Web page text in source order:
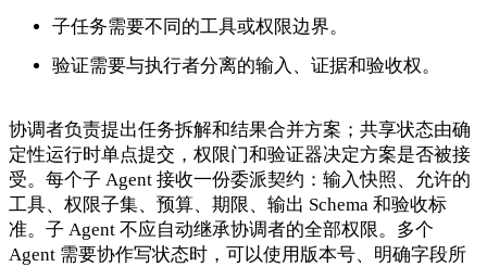
子任务需要不同的工具或权限边界。
验证需要与执行者分离的输入、证据和验收权。
协调者负责提出任务拆解和结果合并方案；共享状态由确
定性运行时单点提交，权限门和验证器决定方案是否被接
受。每个子 Agent 接收一份委派契约：输入快照、允许的
工具、权限子集、预算、期限、输出 Schema 和验收标
准。子 Agent 不应自动继承协调者的全部权限。多个
Agent 需要协作写状态时，可以使用版本号、明确字段所